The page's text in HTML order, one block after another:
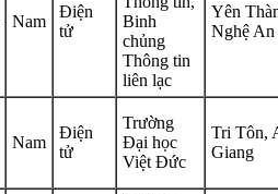
Nam
Điện
tử
Binh
chủng
Thông tin
liên lạc
Yên
Nghệ An
Nam
Điện
tử
Trường
Đại học
Việt Đức
Tri Tôn,
Giang